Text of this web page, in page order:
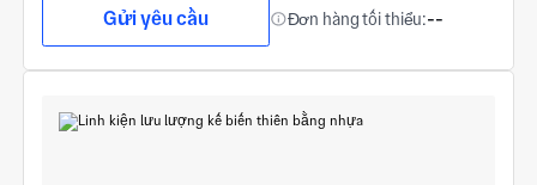
Gửi yêu cầu Đơn hàng tối thiểu:--